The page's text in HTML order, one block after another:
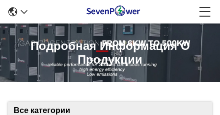
Подробная Информация О
Продукции
Все категории